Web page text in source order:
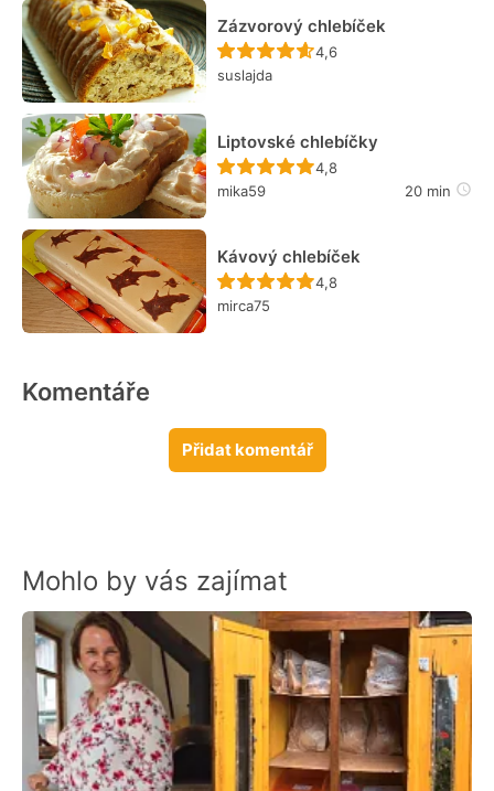
Zázvorový chlebíček
Recept ještě nebyl
4,6
suslajda
Liptovské chlebíčky
Recept ještě nebyl
4,8
mika59
20 min
Kávový chlebíček
Recept ještě nebyl
4,8
mirca75
Komentáře
Přidat komentář
Mohlo by vás zajímat